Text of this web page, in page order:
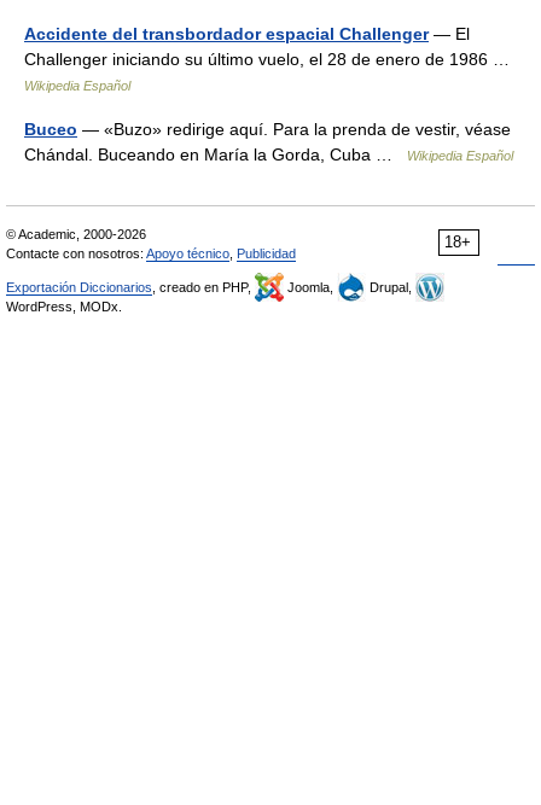
Accidente del transbordador espacial Challenger— El
Challenger iniciando su último vuelo, el 28 de enero de 1986 …
Wikipedia Español
Buceo — «Buzo» redirige aquí. Para la prenda de vestir, véase
Chándal. Buceando en María la Gorda, Cuba …
Wikipedia Español
18+
© Academic, 2000-2026
Contacte con nosotros: Apoyo técnico Publicidad
Exportación Diccionarios , creado en PHP, Joomla,
Drupal,
WordPress, MODx.